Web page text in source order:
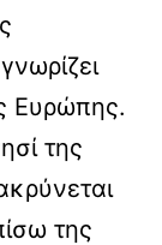
Ευρώπης.
της
της